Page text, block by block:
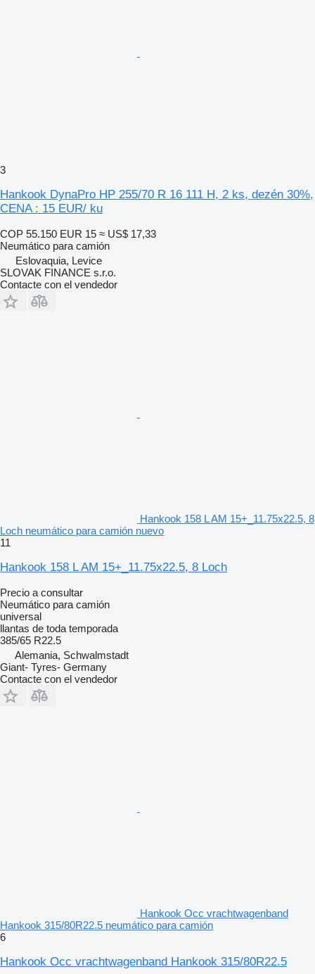
3
Hankook DynaPro HP 255/70 R 16 111 H, 2 ks, dezén 30%,
CENA : 15 EUR/ ku
COP 55.150 EUR 15 ≈ US$ 17,33
Neumático para camión
Eslovaquia, Levice
SLOVAK FINANCE s.r.o.
Contacte con el vendedor
Hankook 158 L AM 15+_11.75x22.5, 8
Loch neumático para camión nuevo
11
Hankook 158 L AM 15+_11.75x22.5, 8 Loch
Precio a consultar
Neumático para camión
universal
llantas de toda temporada
385/65 R22.5
Alemania, Schwalmstadt
Giant- Tyres- Germany
Contacte con el vendedor
Hankook Occ vrachtwagenband
Hankook 315/80R22.5 neumático para camión
6
Hankook Occ vrachtwagenband Hankook 315/80R22.5